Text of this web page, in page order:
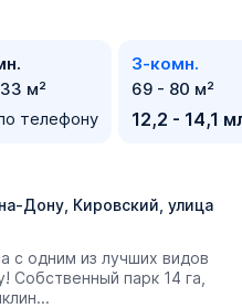
м²
телефону
3-комн.
69 - 80 м²
12,2 - 14,1
Дону, Кировский, улица
с одним из лучших видов
Собственный парк 14 га,